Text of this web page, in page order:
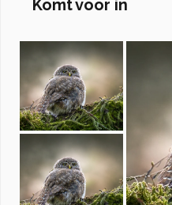
Komt voor in